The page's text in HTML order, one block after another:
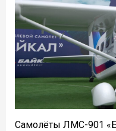
Самолёты ЛМС-901